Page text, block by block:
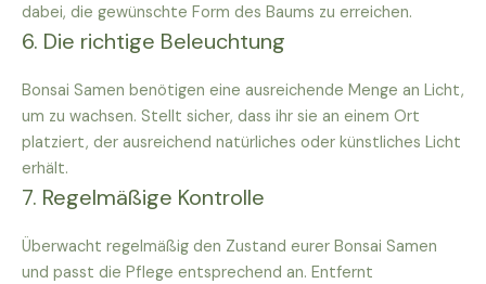
dabei, die gewünschte Form des Baums zu erreichen.
6. Die richtige Beleuchtung
Bonsai Samen benötigen eine ausreichende Menge an Licht,
um zu wachsen. Stellt sicher, dass ihr sie an einem Ort
platziert, der ausreichend natürliches oder künstliches Licht
erhält.
7. Regelmäßige Kontrolle
Überwacht regelmäßig den Zustand eurer Bonsai Samen
und passt die Pflege entsprechend an. Entfernt